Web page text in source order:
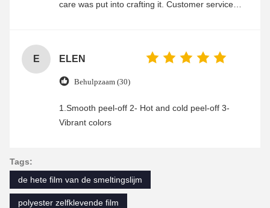
care was put into crafting it. Customer service
E ELEN
Behulpzaam (30)
1.Smooth peel-off 2- Hot and cold peel-off 3-
Vibrant colors
Tags:
de hete film van de smeltingslijm
polyester zelfklevende film